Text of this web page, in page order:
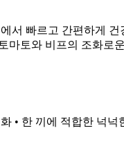
서 빠르고 간편하게
마토와 비프의 조화
• 한 끼에 적합한 넉넉